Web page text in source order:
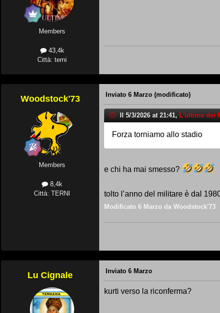
Members
43,4k
Città: terni
Woodstock'73
Members
8,4k
Città: TERNI
Inviato 6 Marzo (modificato)
Il 5/3/2026 at 21:41, L'ultimo dei
Forza torniamo allo stadio
e chi ha mai smesso?
tolto l’anno del militare è dal
Modificato 6 Marzo da Woodstock'73
Lu Cignale Inviato 6 Marzo
kurti verso la riconferma?